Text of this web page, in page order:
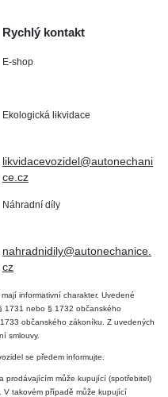
Rychlý kontakt
E-shop
Ekologická likvidace
likvidacevozidel@autonechani
ce.cz
Náhradní díly
nahradnidily@autonechanice.
cz
informativní charakter. Uvedené
1731 nebo § 1732 občanského
občanského zákoníku. Z uvedených
smlouvy.
se předem informujte.
prodávajícím může kupující (spotřebitel)
V takovém případě může kupující